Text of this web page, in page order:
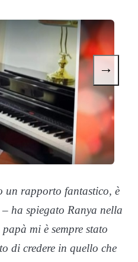
→
rapporto fantastico, è
ha spiegato Ranya nella
mi è sempre stato
di credere in quello che